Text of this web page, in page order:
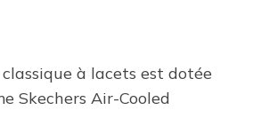
à lacets est dotée
Skechers Air-Cooled